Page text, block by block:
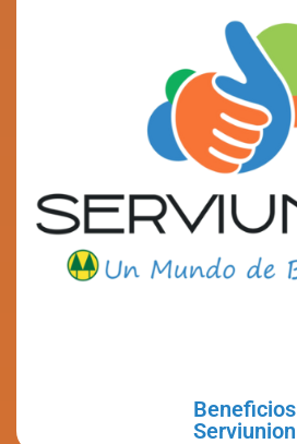
Beneficios
Serviunion